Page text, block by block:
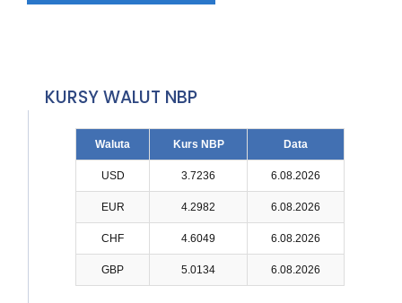
KURSY WALUT NBP
Waluta Kurs NBP Data
USD 3.7236 6.08.2026
EUR 4.2982 6.08.2026
CHF 4.6049 6.08.2026
GBP 5.0134 6.08.2026